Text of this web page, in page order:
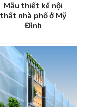
Mẫu thiết kế nội
thất nhà phố ở Mỹ
Đình